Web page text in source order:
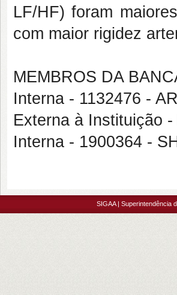
LF/HF) foram
com maior rigidez
MEMBROS DA
Interna - 1132476 -
Externa à Instituição
Interna - 1900364 -
SIGAA | Superintendência